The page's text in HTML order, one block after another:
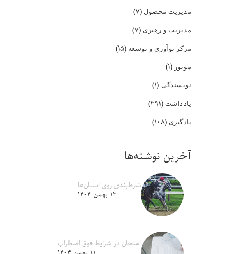
مدیریت محصول (۷)
مدیریت و رهبری (۷)
مرکز نوآوری و توسعه (۱۵)
موتور (۱)
نویسندگی (۱)
یادداشت (۳۹۱)
یادگیری (۱۰۸)
آخرین نوشته‌ها
شرط‌بندی روی انسان‌ها
۱۲ بهمن ۱۴۰۴
امتحان در شرایط فوق اضطراب